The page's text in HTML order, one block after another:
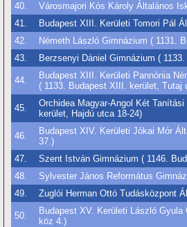
40.
Városmajori Kós Károly Általános
41.
Budapest XIII. Kerületi Tomori Pál
42.
Németh László Gimnázium ( 1131.
43.
Berzsenyi Dániel Gimnázium (
44.
Budapest XIII. Kerületi Pannónia
( 1133. Budapest XIII. kerület, Tutaj
45.
Orchidea Magyar-Angol Két
kerület, Hajdú utca 18-24)
46.
Budapest XIV. Kerületi Jókai Mór
37.)
47.
Szent István Gimnázium ( 1146.
48.
Sylvester János Református
49.
Zuglói Herman Ottó Tudásközpont
50.
Budapest XV. Kerületi László
köz 4.)